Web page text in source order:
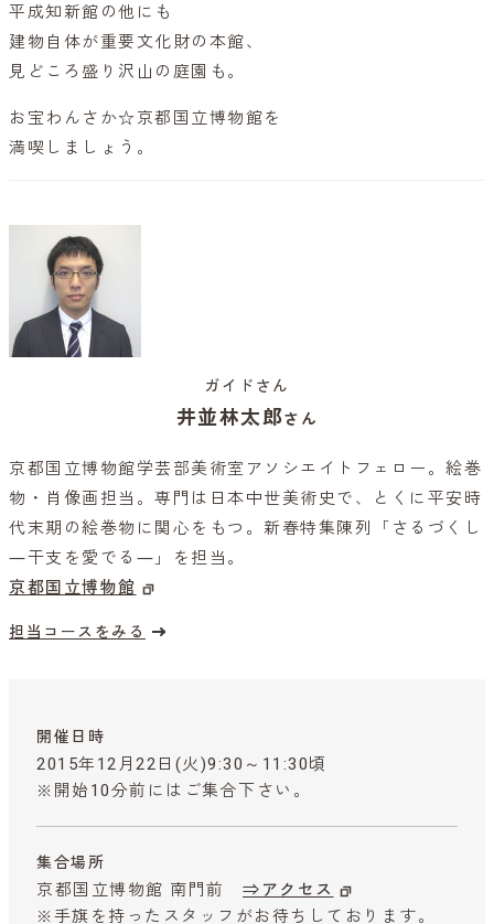
平成知新館の他にも
建物自体が重要文化財の本館、
見どころ盛り沢山の庭園も。
お宝わんさか☆京都国立博物館を
満喫しましょう。
ガイドさん
井並林太郎さん
京都国立博物館学芸部美術室アソシエイトフェロー。絵巻
物・肖像画担当。専門は日本中世美術史で、とくに平安時
代末期の絵巻物に関心をもつ。新春特集陳列「さるづくし
―干支を愛でる―」を担当。
京都国立博物館
担当コースをみる
開催日時
2015年12月22日(火)9:30～11:30頃
※開始10分前にはご集合下さい。
集合場所
京都国立博物館 南門前 ⇒アクセス
※手旗を持ったスタッフがお待ちしております。